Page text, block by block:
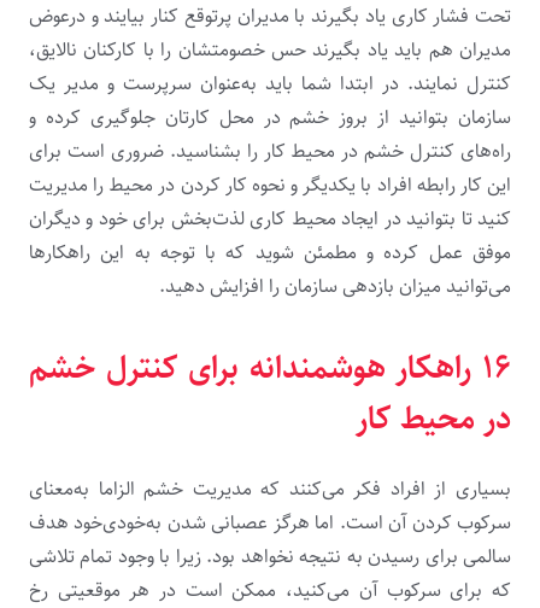
تحت فشار کاری یاد بگیرند با مدیران پرتوقع کنار بیایند و درعوض
مدیران هم باید یاد بگیرند حس خصومتشان را با کارکنان نالایق،
کنترل نمایند. در ابتدا شما باید به‌عنوان سرپرست و مدیر یک
سازمان بتوانید از بروز خشم در محل کارتان جلوگیری کرده و
راه‌های کنترل خشم در محیط کار را بشناسید. ضروری است برای
این کار رابطه افراد با یکدیگر و نحوه کار کردن در محیط را مدیریت
کنید تا بتوانید در ایجاد محیط کاری لذت‌بخش برای خود و دیگران
موفق عمل کرده و مطمئن شوید که با توجه به این راهکارها
می‌توانید میزان بازدهی سازمان را افزایش دهید.
۱۶ راهکار هوشمندانه برای کنترل خشم
در محیط کار
بسیاری از افراد فکر می‌کنند که مدیریت خشم الزاما به‌معنای
سرکوب کردن آن است. اما هرگز عصبانی شدن به‌خودی‌خود هدف
سالمی برای رسیدن به نتیجه نخواهد بود. زیرا با وجود تمام تلاشی
که برای سرکوب آن می‌کنید، ممکن است در هر موقعیتی رخ